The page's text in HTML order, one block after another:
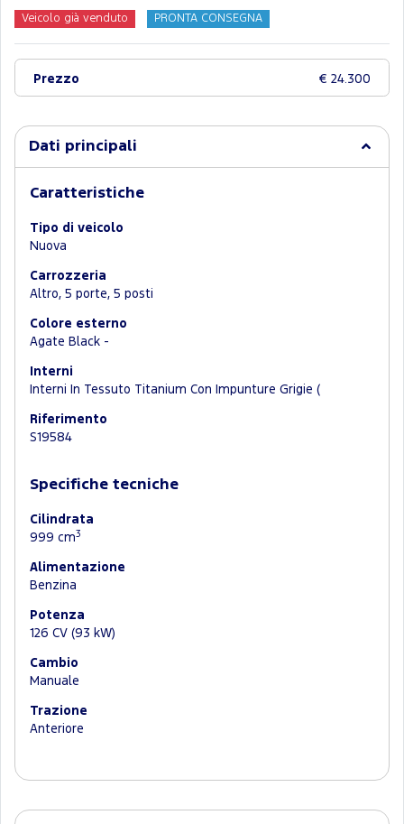
Veicolo già venduto PRONTA CONSEGNA
Prezzo € 24.300
Dati principali
Caratteristiche
Tipo di veicolo
Nuova
Carrozzeria
Altro, 5 porte, 5 posti
Colore esterno
Agate Black -
Interni
Interni In Tessuto Titanium Con Impunture Grigie (
Riferimento
S19584
Specifiche tecniche
Cilindrata
999 cm3
Alimentazione
Benzina
Potenza
126 CV (93 kW)
Cambio
Manuale
Trazione
Anteriore